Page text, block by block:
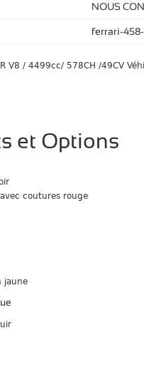
NOUS
ferrari-
V8 / 4499cc/ 578CH /49CV
et Options
coutures rouge
jaune